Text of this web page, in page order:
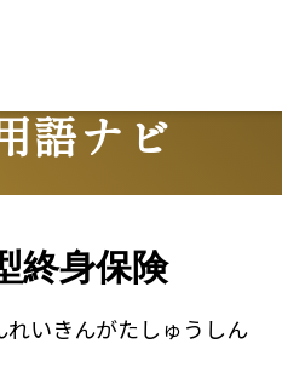
語ナビ
終身保険
いきんがたしゅうしん